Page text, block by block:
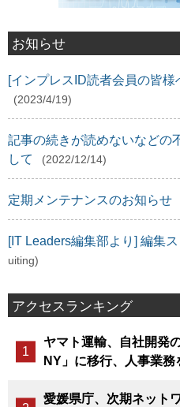
お知らせ
[インプレスID読者会員の皆
(2023/4/19)
記事の続きが読めないなどの
して
(2022/12/14)
定期メンテナンスのお知らせ
[IT Leaders編集部より] 編集
uiting)
アクセスランキング
ヤマト運輸、自社開発
NY」に移行、人事業
愛媛県庁、次期ネット